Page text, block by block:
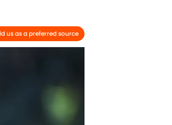
us as a preferred source